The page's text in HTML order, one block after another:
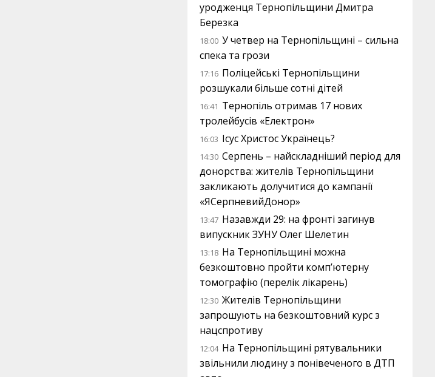
уродженця Тернопільщини Дмитра
Березка
18:00 У четвер на Тернопільщині – сильна
спека та грози
17:16 Поліцейські Тернопільщини
розшукали більше сотні дітей
16:41 Тернопіль отримав 17 нових
тролейбусів «Електрон»
16:03 Ісус Христос Українець?
14:30 Серпень – найскладніший період для
донорства: жителів Тернопільщини
закликають долучитися до кампанії
«ЯСерпневийДонор»
13:47 Назавжди 29: на фронті загинув
випускник ЗУНУ Олег Шелетин
13:18 На Тернопільщині можна
безкоштовно пройти комп’ютерну
томографію (перелік лікарень)
12:30 Жителів Тернопільщини
запрошують на безкоштовний курс з
нацспротиву
12:04 На Тернопільщині рятувальники
звільнили людину з понівеченого в ДТП